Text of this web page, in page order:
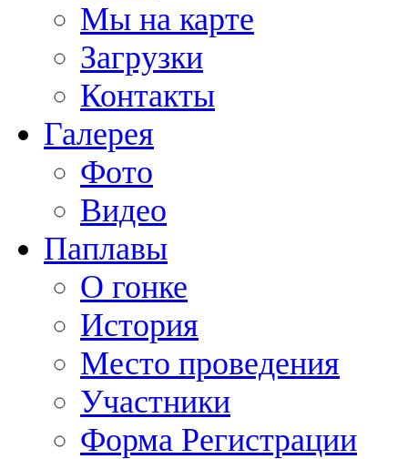
Мы на карте
Загрузки
Контакты
Галерея
Фото
Видео
Паплавы
О гонке
История
Место проведения
Участники
Форма Регистрации